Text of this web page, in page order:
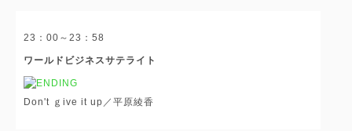
23：00～23：58
ワールドビジネスサテライト
Don't ｇive it up／平原綾香